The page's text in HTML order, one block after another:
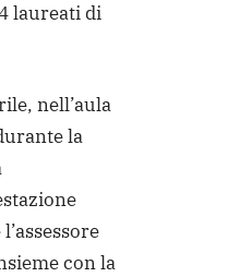
laureati di
nell’aula
la
con la